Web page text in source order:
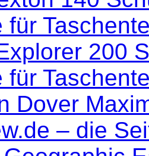
für
200
für
Dover
– die